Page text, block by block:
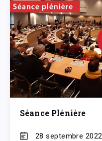
Séance Plénière
28 septembre 2022